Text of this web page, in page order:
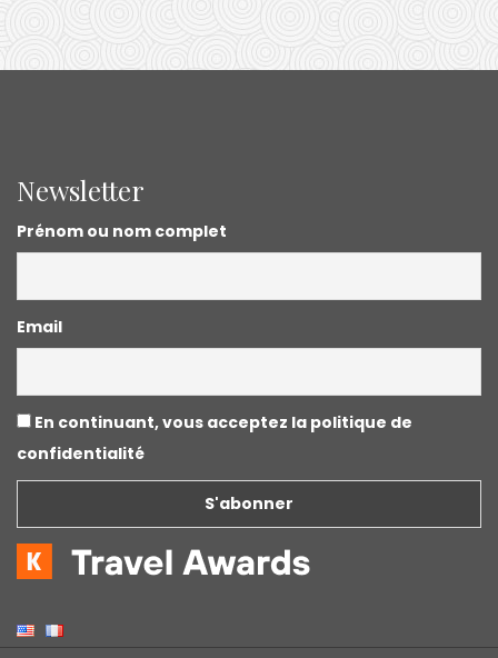
Newsletter
Prénom ou nom complet
Email
En continuant, vous acceptez la politique de
confidentialité